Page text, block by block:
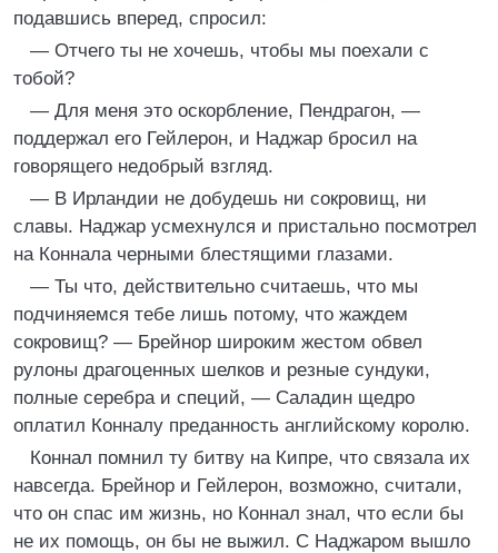
подавшись вперед, спросил:
— Отчего ты не хочешь, чтобы мы поехали с
тобой?
— Для меня это оскорбление, Пендрагон, —
поддержал его Гейлерон, и Наджар бросил на
говорящего недобрый взгляд.
— В Ирландии не добудешь ни сокровищ, ни
славы. Наджар усмехнулся и пристально посмотрел
на Коннала черными блестящими глазами.
— Ты что, действительно считаешь, что мы
подчиняемся тебе лишь потому, что жаждем
сокровищ? — Брейнор широким жестом обвел
рулоны драгоценных шелков и резные сундуки,
полные серебра и специй, — Саладин щедро
оплатил Конналу преданность английскому королю.
Коннал помнил ту битву на Кипре, что связала их
навсегда. Брейнор и Гейлерон, возможно, считали,
что он спас им жизнь, но Коннал знал, что если бы
не их помощь, он бы не выжил. С Наджаром вышло